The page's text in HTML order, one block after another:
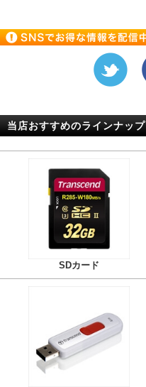
当店おすすめのラインナップ
SDカード